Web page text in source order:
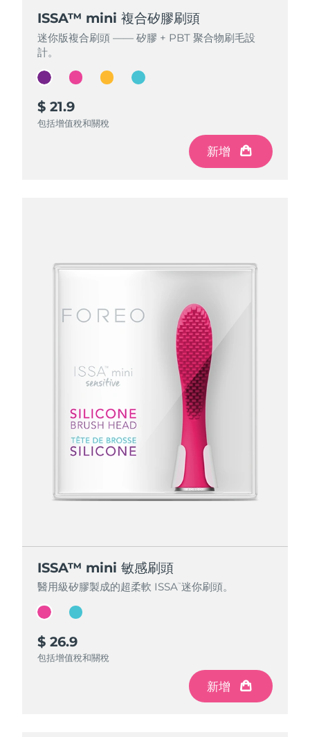
ISSA™ mini 複合矽膠刷頭
迷你版複合刷頭 —— 矽膠 + PBT 聚合物刷毛設
計。
$ 21.9
包括增值稅和關稅
新增
ISSA™ mini 複合矽膠刷頭
迷你版複合刷頭 —— 矽膠 + PBT 聚合物刷毛設
計。
$ 21.9
包括增值稅和關稅
新增
ISSA™ mini 複合矽膠刷頭
迷你版複合刷頭 —— 矽膠 + PBT 聚合物刷毛設
計。
$ 21.9
包括增值稅和關稅
新增
ISSA™ mini 複合矽膠刷頭
迷你版複合刷頭 —— 矽膠 + PBT 聚合物刷毛設
計。
$ 21.9
包括增值稅和關稅
新增
ISSA™ mini 敏感刷頭
醫用級矽膠製成的超柔軟 ISSA™ 迷你刷頭。
$ 26.9
包括增值稅和關稅
新增
ISSA™ mini 敏感刷頭
醫用級矽膠製成的超柔軟 ISSA™ 迷你刷頭。
$ 26.9
包括增值稅和關稅
新增